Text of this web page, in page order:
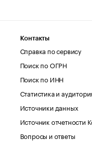
Контакты
Справка по сервису
Поиск по ОГРН
Поиск по ИНН
Статистика и
Источники данных
Источник отчетности
Вопросы и ответы